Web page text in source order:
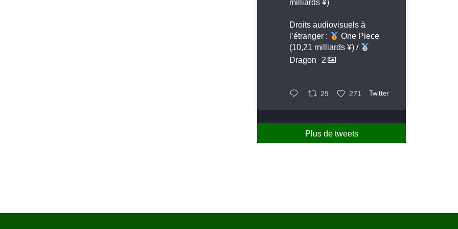
milliards ¥)
Droits audiovisuels à
l’étranger :
One Piece
(10,21 milliards ¥) /
Dragon
2
29 271 Twitter
Plus de tweets